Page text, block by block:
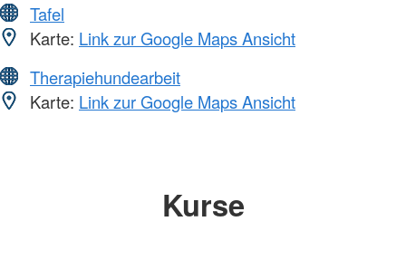
Tafel
Karte: Link zur Google Maps Ansicht
Therapiehundearbeit
Karte: Link zur Google Maps Ansicht
Kurse